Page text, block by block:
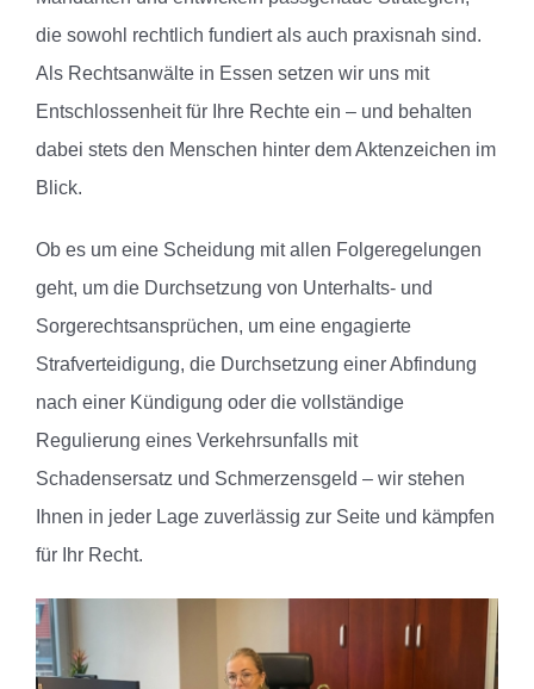
die sowohl rechtlich fundiert als auch praxisnah sind.
Als Rechtsanwälte in Essen setzen wir uns mit
Entschlossenheit für Ihre Rechte ein – und behalten
dabei stets den Menschen hinter dem Aktenzeichen im
Blick.
Ob es um eine Scheidung mit allen Folgeregelungen
geht, um die Durchsetzung von Unterhalts- und
Sorgerechtsansprüchen, um eine engagierte
Strafverteidigung, die Durchsetzung einer Abfindung
nach einer Kündigung oder die vollständige
Regulierung eines Verkehrsunfalls mit
Schadensersatz und Schmerzensgeld – wir stehen
Ihnen in jeder Lage zuverlässig zur Seite und kämpfen
für Ihr Recht.